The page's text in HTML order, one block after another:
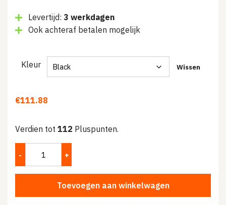
Levertijd: 3 werkdagen
Ook achteraf betalen mogelijk
Kleur Wissen
€111.88
Verdien tot 112 Pluspunten.
Toevoegen aan winkelwagen